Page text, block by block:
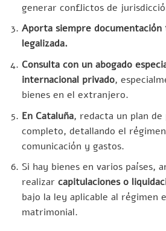
generar conflictos de
Aporta siempre documentación
legalizada.
Consulta con un abogado
internacional privado,
bienes en el extranjero.
En Cataluña, redacta un plan de
completo, detallando el
comunicación y gastos.
Si hay bienes en varios países,
realizar capitulaciones o
bajo la ley aplicable al régimen
matrimonial.